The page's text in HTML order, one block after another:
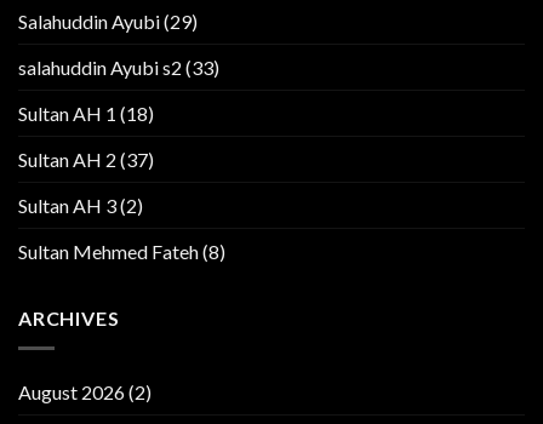
Salahuddin Ayubi(29)
salahuddin Ayubi s2 (33)
Sultan AH 1 (18)
Sultan AH 2 (37)
Sultan AH 3(2)
Sultan Mehmed Fateh(8)
ARCHIVES
August 2026(2)